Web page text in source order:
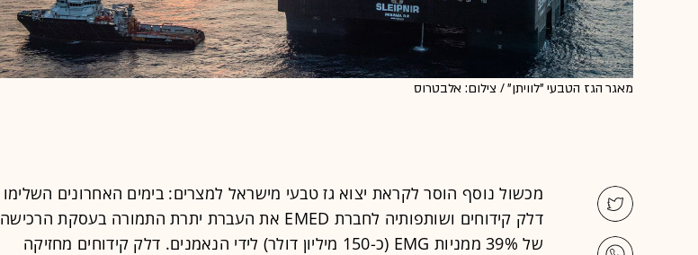
מאגר הגז הטבעי "לוויתן" / צילום: אלבטרוס
מכשול נוסף הוסר לקראת יצוא גז טבעי מישראל למצרים: בימים האחרונים השלימו
דלק קידוחים ושותפותיה לחברת EMED את העברת יתרת התמורה בעסקת הרכישה
של 39% ממניות EMG (כ-150 מיליון דולר) לידי הנאמנים. דלק קידוחים מחזיקה